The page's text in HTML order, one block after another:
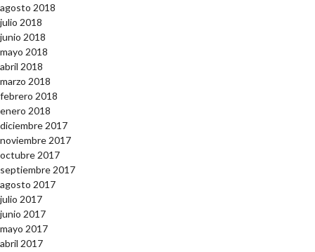
agosto 2018
julio 2018
junio 2018
mayo 2018
abril 2018
marzo 2018
febrero 2018
enero 2018
diciembre 2017
noviembre 2017
octubre 2017
septiembre 2017
agosto 2017
julio 2017
junio 2017
mayo 2017
abril 2017